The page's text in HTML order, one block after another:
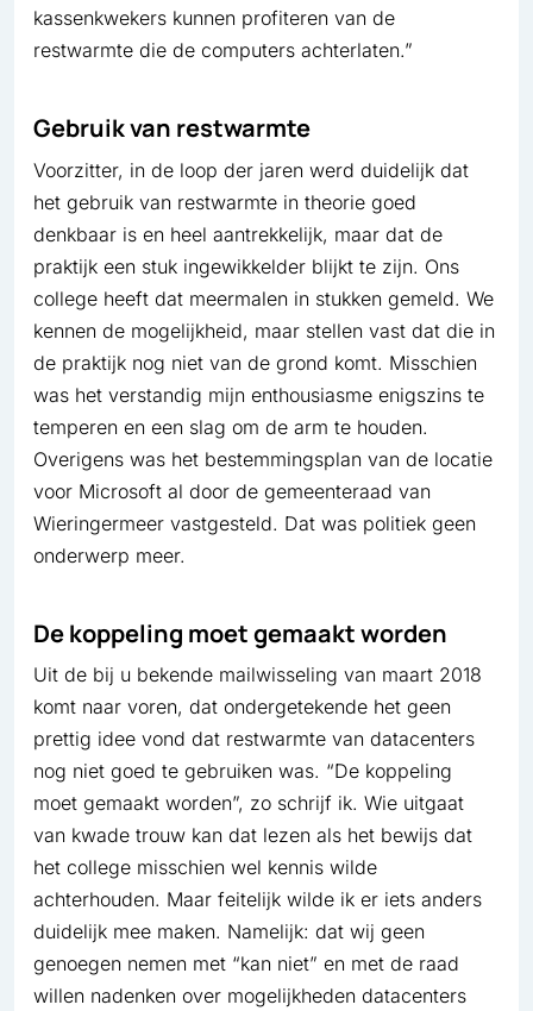
kassenkwekers kunnen profiteren van de
restwarmte die de computers achterlaten.”
Gebruik van restwarmte
Voorzitter, in de loop der jaren werd duidelijk dat
het gebruik van restwarmte in theorie goed
denkbaar is en heel aantrekkelijk, maar dat de
praktijk een stuk ingewikkelder blijkt te zijn. Ons
college heeft dat meermalen in stukken gemeld. We
kennen de mogelijkheid, maar stellen vast dat die in
de praktijk nog niet van de grond komt. Misschien
was het verstandig mijn enthousiasme enigszins te
temperen en een slag om de arm te houden.
Overigens was het bestemmingsplan van de locatie
voor Microsoft al door de gemeenteraad van
Wieringermeer vastgesteld. Dat was politiek geen
onderwerp meer.
De koppeling moet gemaakt worden
Uit de bij u bekende mailwisseling van maart 2018
komt naar voren, dat ondergetekende het geen
prettig idee vond dat restwarmte van datacenters
nog niet goed te gebruiken was. “De koppeling
moet gemaakt worden”, zo schrijf ik. Wie uitgaat
van kwade trouw kan dat lezen als het bewijs dat
het college misschien wel kennis wilde
achterhouden. Maar feitelijk wilde ik er iets anders
duidelijk mee maken. Namelijk: dat wij geen
genoegen nemen met “kan niet” en met de raad
willen nadenken over mogelijkheden datacenters